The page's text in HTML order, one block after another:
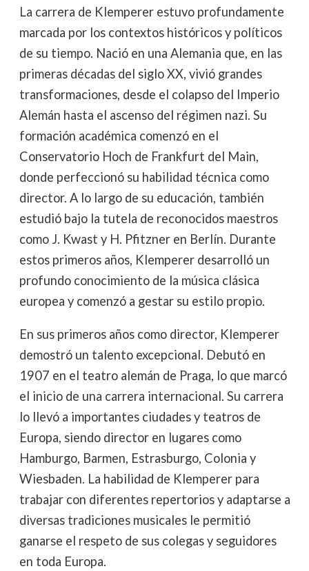
La carrera de Klemperer estuvo profundamente
marcada por los contextos históricos y políticos
de su tiempo. Nació en una Alemania que, en las
primeras décadas del siglo XX, vivió grandes
transformaciones, desde el colapso del Imperio
Alemán hasta el ascenso del régimen nazi. Su
formación académica comenzó en el
Conservatorio Hoch de Frankfurt del Main,
donde perfeccionó su habilidad técnica como
director. A lo largo de su educación, también
estudió bajo la tutela de reconocidos maestros
como J. Kwast y H. Pfitzner en Berlín. Durante
estos primeros años, Klemperer desarrolló un
profundo conocimiento de la música clásica
europea y comenzó a gestar su estilo propio.
En sus primeros años como director, Klemperer
demostró un talento excepcional. Debutó en
1907 en el teatro alemán de Praga, lo que marcó
el inicio de una carrera internacional. Su carrera
lo llevó a importantes ciudades y teatros de
Europa, siendo director en lugares como
Hamburgo, Barmen, Estrasburgo, Colonia y
Wiesbaden. La habilidad de Klemperer para
trabajar con diferentes repertorios y adaptarse a
diversas tradiciones musicales le permitió
ganarse el respeto de sus colegas y seguidores
en toda Europa.